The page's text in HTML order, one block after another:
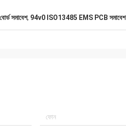
সমাবেশ, 94v0 ISO13485 EMS PCB সমাবেশ